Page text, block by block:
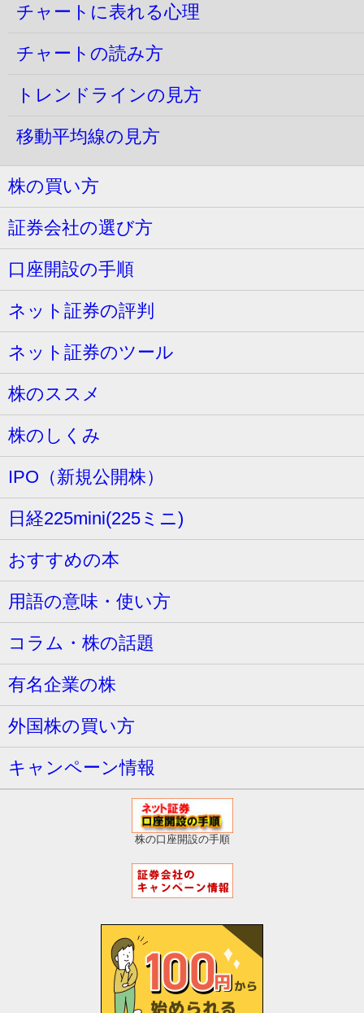
チャートに表れる心理
チャートの読み方
トレンドラインの見方
移動平均線の見方
株の買い方
証券会社の選び方
口座開設の手順
ネット証券の評判
ネット証券のツール
株のススメ
株のしくみ
IPO（新規公開株）
日経225mini(225ミニ)
おすすめの本
用語の意味・使い方
コラム・株の話題
有名企業の株
外国株の買い方
キャンペーン情報
株の口座開設の手順